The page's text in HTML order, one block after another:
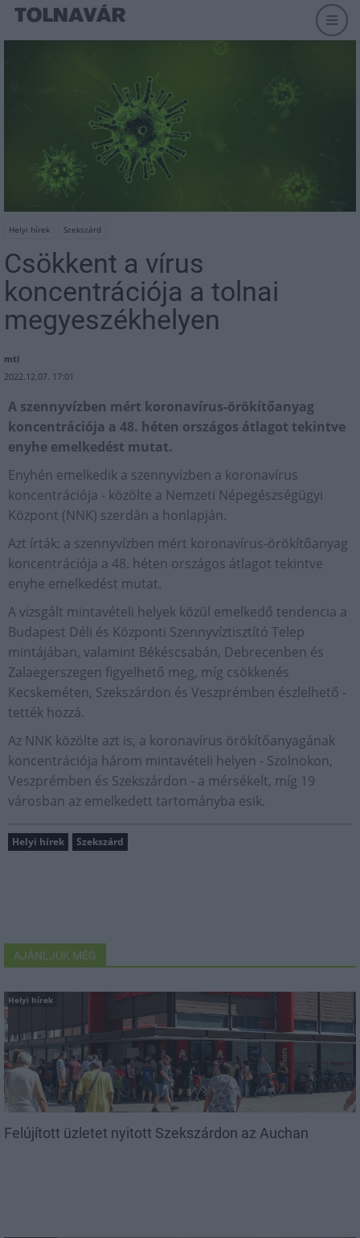
Helyi hírek Szekszárd
Csökkent a vírus
koncentrációja a tolnai
megyeszékhelyen
mti
2022.12.07. 17:01
A szennyvízben mért koronavírus-örökítőanyag
koncentrációja a 48. héten országos átlagot tekintve
enyhe emelkedést mutat.
Enyhén emelkedik a szennyvízben a koronavírus
koncentrációja - közölte a Nemzeti Népegészségügyi
Központ (NNK) szerdán a honlapján.
Azt írták: a szennyvízben mért koronavírus-örökítőanyag
koncentrációja a 48. héten országos átlagot tekintve
enyhe emelkedést mutat.
A vizsgált mintavételi helyek közül emelkedő tendencia a
Budapest Déli és Központi Szennyvíztisztító Telep
mintájában, valamint Békéscsabán, Debrecenben és
Zalaegerszegen figyelhető meg, míg csökkenés
Kecskeméten, Szekszárdon és Veszprémben észlelhető -
tették hozzá.
Az NNK közölte azt is, a koronavírus örökítőanyagának
koncentrációja három mintavételi helyen - Szolnokon,
Veszprémben és Szekszárdon - a mérsékelt, míg 19
városban az emelkedett tartományba esik.
Helyi hírek Szekszárd
AJÁNLJUK MÉG
Helyi hírek
Felújított üzletet nyitott Szekszárdon az Auchan